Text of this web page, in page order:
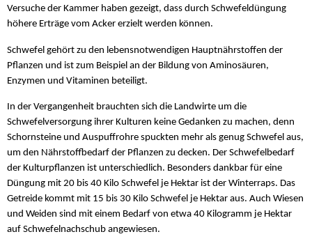
Versuche der Kammer haben gezeigt, dass durch Schwefeldüngung
höhere Erträge vom Acker erzielt werden können.
Schwefel gehört zu den lebensnotwendigen Hauptnährstoffen der
Pflanzen und ist zum Beispiel an der Bildung von Aminosäuren,
Enzymen und Vitaminen beteiligt.
In der Vergangenheit brauchten sich die Landwirte um die
Schwefelversorgung ihrer Kulturen keine Gedanken zu machen, denn
Schornsteine und Auspuffrohre spuckten mehr als genug Schwefel aus,
um den Nährstoffbedarf der Pflanzen zu decken. Der Schwefelbedarf
der Kulturpflanzen ist unterschiedlich. Besonders dankbar für eine
Düngung mit 20 bis 40 Kilo Schwefel je Hektar ist der Winterraps. Das
Getreide kommt mit 15 bis 30 Kilo Schwefel je Hektar aus. Auch Wiesen
und Weiden sind mit einem Bedarf von etwa 40 Kilogramm je Hektar
auf Schwefelnachschub angewiesen.